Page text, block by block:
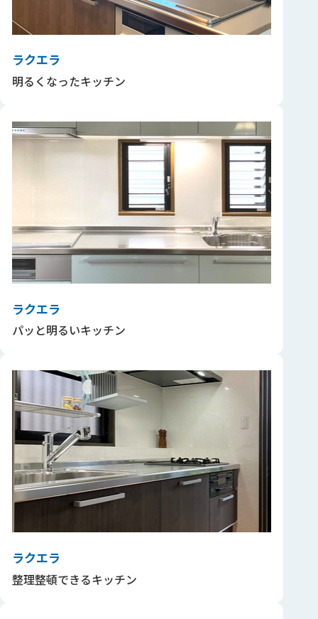
ラクエラ
明るくなったキッチン
ラクエラ
パッと明るいキッチン
ラクエラ
整理整頓できるキッチン